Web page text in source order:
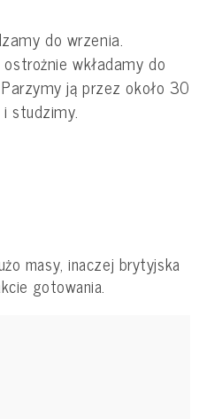
do wrzenia.
wkładamy do
ją przez około 30
studzimy.
masy, inaczej brytyjska
gotowania.